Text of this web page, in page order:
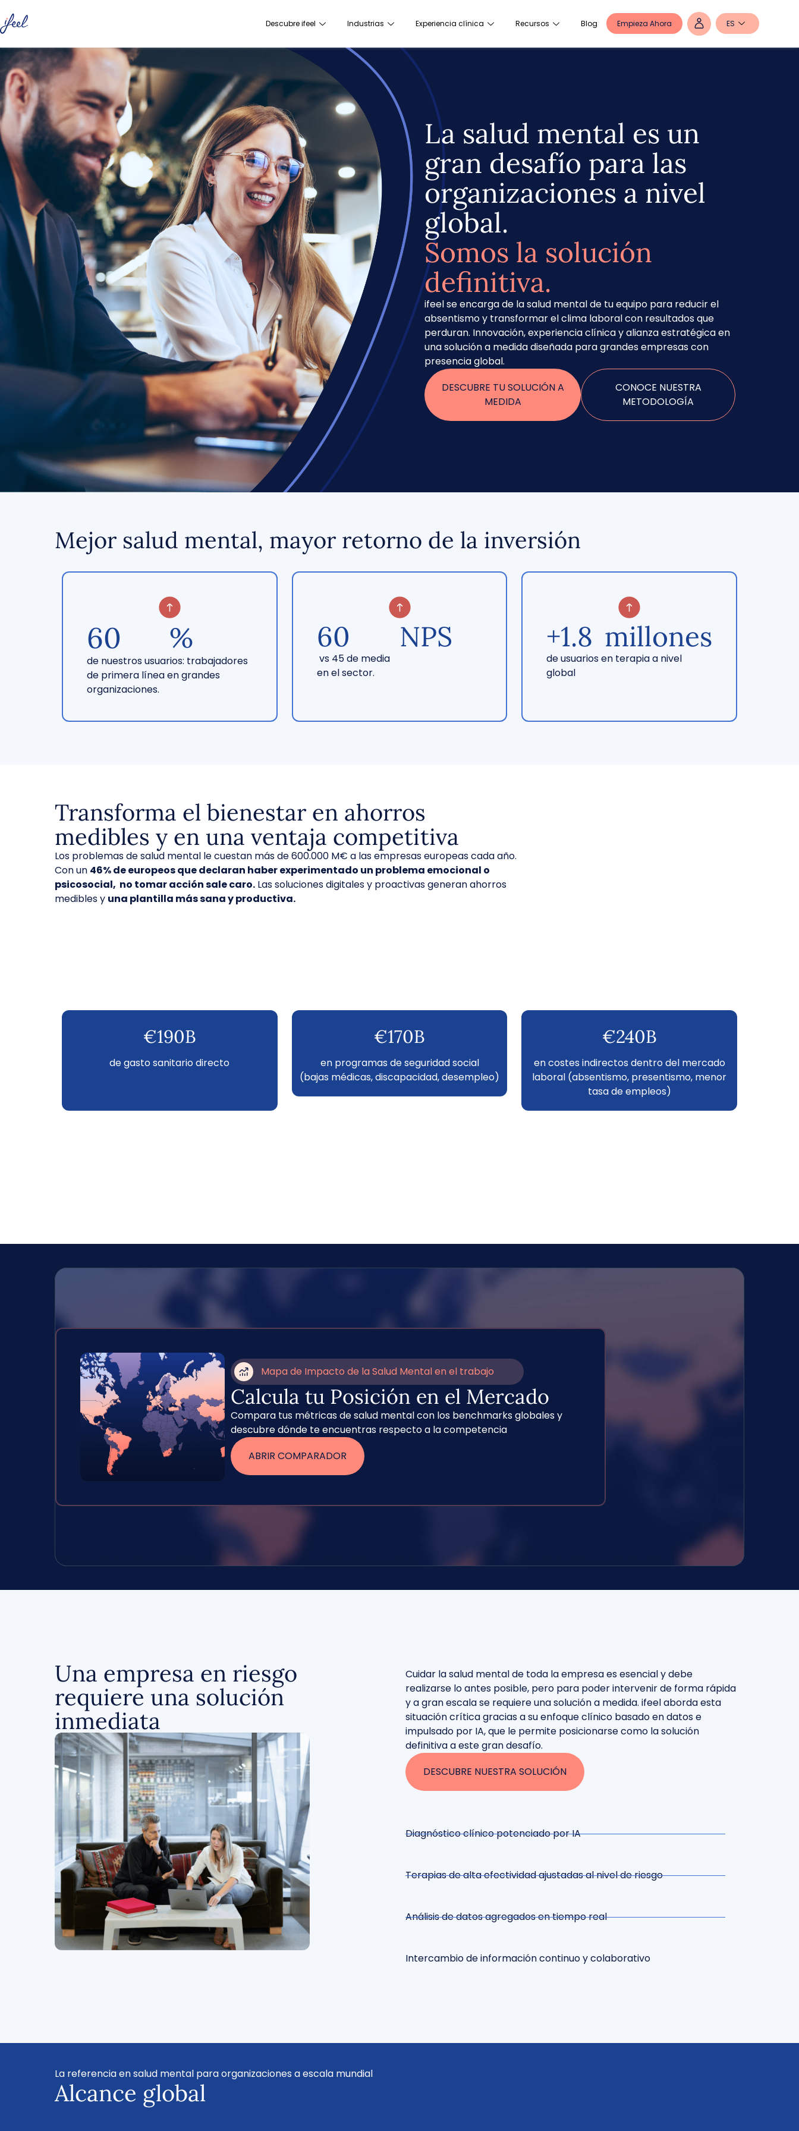
Descubre ifeel Industrias Experiencia clínica Recursos Blog Empieza Ahora ES
La salud mental es un
gran desafío para las
organizaciones a nivel
global.
Somos la solución
definitiva.
ifeel se encarga de la salud mental de tu equipo para reducir el
absentismo y transformar el clima laboral con resultados que
perduran. Innovación, experiencia clínica y alianza estratégica en
una solución a medida diseñada para grandes empresas con
presencia global.
DESCUBRE TU SOLUCIÓN A
MEDIDA
CONOCE NUESTRA
METODOLOGÍA
Mejor salud mental, mayor retorno de la inversión
%
60
de nuestros usuarios: trabajadores
de primera línea en grandes
organizaciones.
NPS
60
vs 45 de media
en el sector.
millones
+1.8
de usuarios en terapia a nivel
global
Transforma el bienestar en ahorros
medibles y en una ventaja competitiva
Los problemas de salud mental le cuestan más de 600.000 M€ a las empresas europeas cada año.
Con un 46% de europeos que declaran haber experimentado un problema emocional o
psicosocial, no tomar acción sale caro. Las soluciones digitales y proactivas generan ahorros
medibles y una plantilla más sana y productiva.
€190B
de gasto sanitario directo
€170B
en programas de seguridad social
(bajas médicas, discapacidad, desempleo)
€240B
en costes indirectos dentro del mercado
laboral (absentismo, presentismo, menor
tasa de empleos)
Mapa de Impacto de la Salud Mental en el trabajo
Calcula tu Posición en el Mercado
Compara tus métricas de salud mental con los benchmarks globales y
descubre dónde te encuentras respecto a la competencia
ABRIR COMPARADOR
Una empresa en riesgo
requiere una solución
inmediata
Cuidar la salud mental de toda la empresa es esencial y debe
realizarse lo antes posible, pero para poder intervenir de forma rápida
y a gran escala se requiere una solución a medida. ifeel aborda esta
situación crítica gracias a su enfoque clínico basado en datos e
impulsado por IA, que le permite posicionarse como la solución
definitiva a este gran desafío.
DESCUBRE NUESTRA SOLUCIÓN
Diagnóstico clínico potenciado por IA
Terapias de alta efectividad ajustadas al nivel de riesgo
Análisis de datos agregados en tiempo real
Intercambio de información continuo y colaborativo
La referencia en salud mental para organizaciones a escala mundial
Alcance global